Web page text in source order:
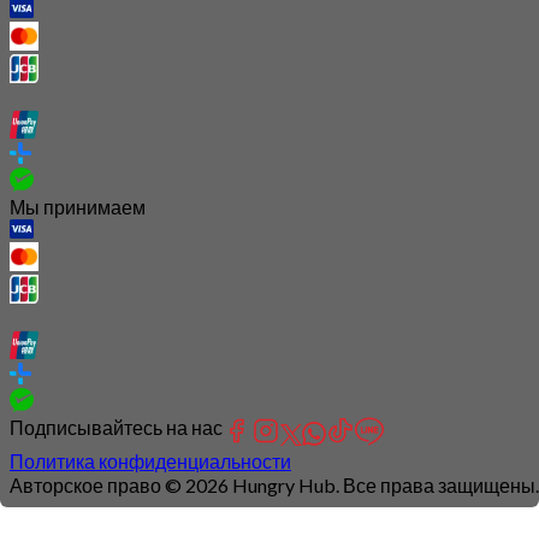
Мы принимаем
Подписывайтесь на нас
Политика конфиденциальности
Авторское право © 2026 Hungry Hub. Все права защищены.
Connection